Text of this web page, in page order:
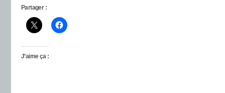
Partager :
J’aime ça :